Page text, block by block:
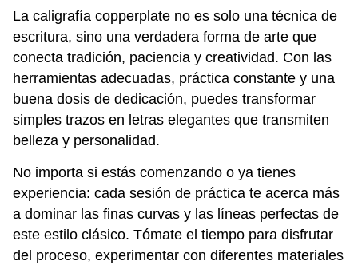
La caligrafía copperplate no es solo una técnica de
escritura, sino una verdadera forma de arte que
conecta tradición, paciencia y creatividad. Con las
herramientas adecuadas, práctica constante y una
buena dosis de dedicación, puedes transformar
simples trazos en letras elegantes que transmiten
belleza y personalidad.
No importa si estás comenzando o ya tienes
experiencia: cada sesión de práctica te acerca más
a dominar las finas curvas y las líneas perfectas de
este estilo clásico. Tómate el tiempo para disfrutar
del proceso, experimentar con diferentes materiales